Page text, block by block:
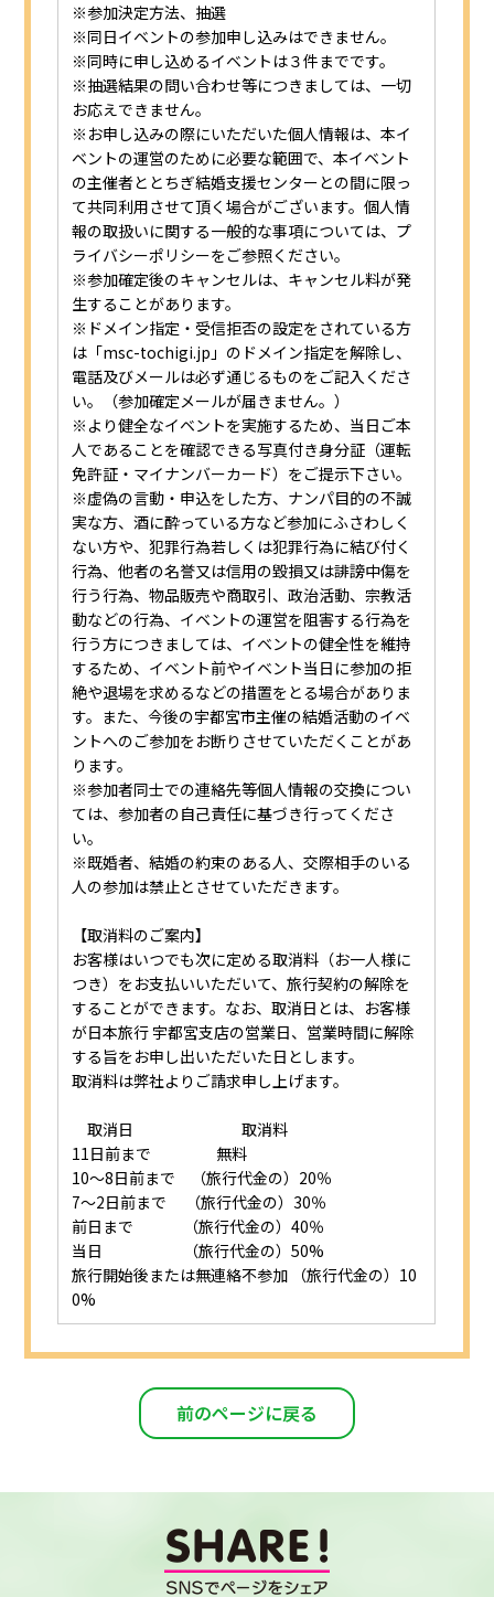
※参加決定方法、抽選
※同日イベントの参加申し込みはできません。
※同時に申し込めるイベントは３件までです。
※抽選結果の問い合わせ等につきましては、一切
お応えできません。
※お申し込みの際にいただいた個人情報は、本イ
ベントの運営のために必要な範囲で、本イベント
の主催者ととちぎ結婚支援センターとの間に限っ
て共同利用させて頂く場合がございます。個人情
報の取扱いに関する一般的な事項については、プ
ライバシーポリシーをご参照ください。
※参加確定後のキャンセルは、キャンセル料が発
生することがあります。
※ドメイン指定・受信拒否の設定をされている方
は「msc-tochigi.jp」のドメイン指定を解除し、
電話及びメールは必ず通じるものをご記入くださ
い。（参加確定メールが届きません。）
※より健全なイベントを実施するため、当日ご本
人であることを確認できる写真付き身分証（運転
免許証・マイナンバーカード）をご提示下さい。
※虚偽の言動・申込をした方、ナンパ目的の不誠
実な方、酒に酔っている方など参加にふさわしく
ない方や、犯罪行為若しくは犯罪行為に結び付く
行為、他者の名誉又は信用の毀損又は誹謗中傷を
行う行為、物品販売や商取引、政治活動、宗教活
動などの行為、イベントの運営を阻害する行為を
行う方につきましては、イベントの健全性を維持
するため、イベント前やイベント当日に参加の拒
絶や退場を求めるなどの措置をとる場合がありま
す。また、今後の宇都宮市主催の結婚活動のイベ
ントへのご参加をお断りさせていただくことがあ
ります。
※参加者同士での連絡先等個人情報の交換につい
ては、参加者の自己責任に基づき行ってくださ
い。
※既婚者、結婚の約束のある人、交際相手のいる
人の参加は禁止とさせていただきます。
【取消料のご案内】
お客様はいつでも次に定める取消料（お一人様に
つき）をお支払いいただいて、旅行契約の解除を
することができます。なお、取消日とは、お客様
が日本旅行 宇都宮支店の営業日、営業時間に解除
する旨をお申し出いただいた日とします。
取消料は弊社よりご請求申し上げます。
取消日 取消料
11日前まで 無料
10～8日前まで （旅行代金の）20％
7～2日前まで （旅行代金の）30％
前日まで （旅行代金の）40％
当日 （旅行代金の）50%
旅行開始後または無連絡不参加 （旅行代金の）10
0%
前のページに戻る